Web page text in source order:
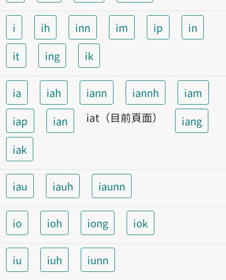
i ih inn im ip
in
it
ing ik
ia iah iann iannh
iam
iap
ian iat（目前頁面）
iang
iak
iau iauh iaunn
io ioh iong iok
iu iuh iunn